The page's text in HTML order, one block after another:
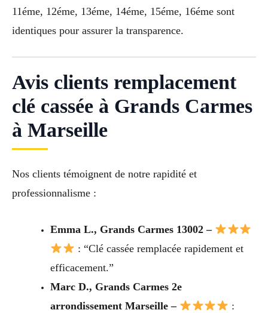
11éme, 12éme, 13éme, 14éme, 15éme, 16éme sont
identiques pour assurer la transparence.
Avis clients remplacement
clé cassée à Grands Carmes
à Marseille
Nos clients témoignent de notre rapidité et
professionnalisme :
Emma L., Grands Carmes 13002 –
: “Clé cassée remplacée rapidement et
efficacement.”
Marc D., Grands Carmes 2e
arrondissement Marseille –
: